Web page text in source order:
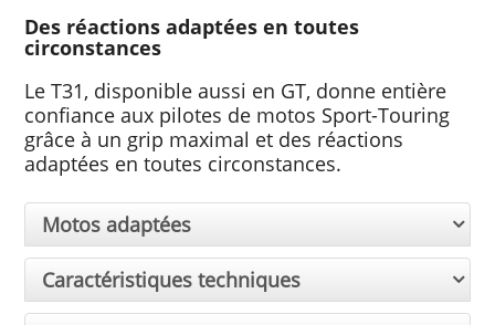
Des réactions adaptées en toutes
circonstances
Le T31, disponible aussi en GT, donne entière
confiance aux pilotes de motos Sport-Touring
grâce à un grip maximal et des réactions
adaptées en toutes circonstances.
Motos adaptées
Caractéristiques techniques